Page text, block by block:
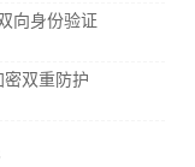
向身份验证
密双重防护